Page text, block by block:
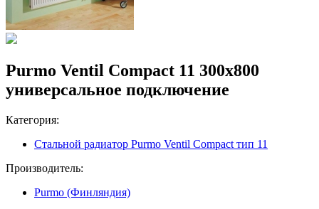
Purmo Ventil Compact 11 300х800
универсальное подключение
Категория:
Стальной радиатор Purmo Ventil Compact тип 11
Производитель:
Purmo (Финляндия)